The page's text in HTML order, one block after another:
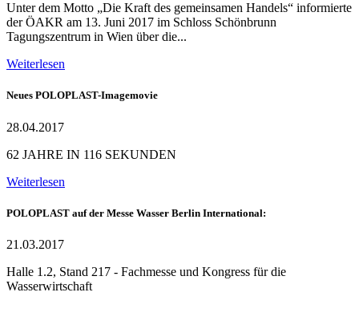
Unter dem Motto „Die Kraft des gemeinsamen Handels“ informierte
der ÖAKR am 13. Juni 2017 im Schloss Schönbrunn
Tagungszentrum in Wien über die...
Weiterlesen
Neues POLOPLAST-Imagemovie
28.04.2017
62 JAHRE IN 116 SEKUNDEN
Weiterlesen
POLOPLAST auf der Messe Wasser Berlin International:
21.03.2017
Halle 1.2, Stand 217 - Fachmesse und Kongress für die
Wasserwirtschaft